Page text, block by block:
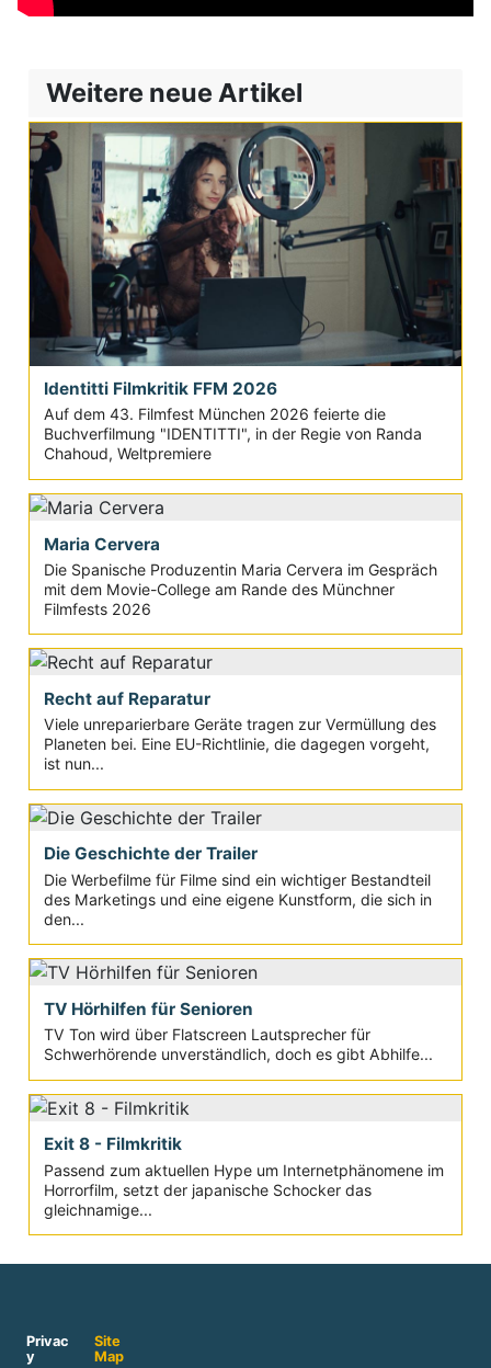
Weitere neue Artikel
Identitti Filmkritik FFM 2026
Auf dem 43. Filmfest München 2026 feierte die
Buchverfilmung "IDENTITTI", in der Regie von Randa
Chahoud, Weltpremiere
Maria Cervera
Die Spanische Produzentin Maria Cervera im Gespräch
mit dem Movie-College am Rande des Münchner
Filmfests 2026
Recht auf Reparatur
Viele unreparierbare Geräte tragen zur Vermüllung des
Planeten bei. Eine EU-Richtlinie, die dagegen vorgeht,
ist nun...
Die Geschichte der Trailer
Die Werbefilme für Filme sind ein wichtiger Bestandteil
des Marketings und eine eigene Kunstform, die sich in
den...
TV Hörhilfen für Senioren
TV Ton wird über Flatscreen Lautsprecher für
Schwerhörende unverständlich, doch es gibt Abhilfe...
Exit 8 - Filmkritik
Passend zum aktuellen Hype um Internetphänomene im
Horrorfilm, setzt der japanische Schocker das
gleichnamige...
Privac
y
Site
Map